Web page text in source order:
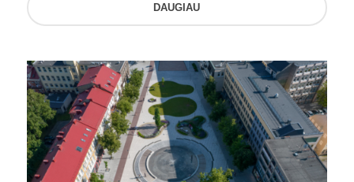
DAUGIAU